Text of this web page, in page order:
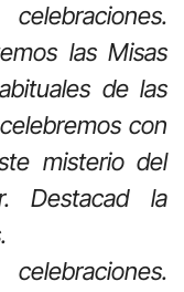
las Misas
de las
con
misterio del
Destacad la